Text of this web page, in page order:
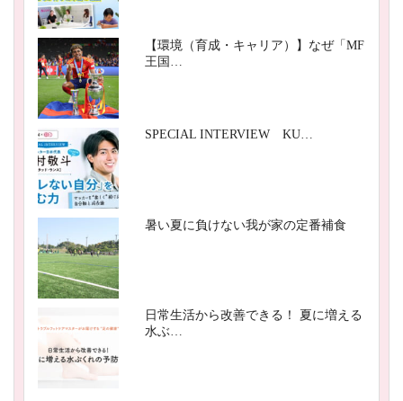
【環境（育成・キャリア）】なぜ「MF
王国…
SPECIAL INTERVIEW KU…
暑い夏に負けない我が家の定番補食
日常生活から改善できる！ 夏に増える
水ぶ…